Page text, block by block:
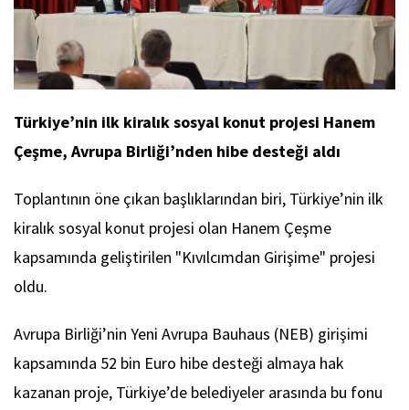
Türkiye’nin ilk kiralık sosyal konut projesi Hanem
Çeşme, Avrupa Birliği’nden hibe desteği aldı
Toplantının öne çıkan başlıklarından biri, Türkiye’nin ilk
kiralık sosyal konut projesi olan Hanem Çeşme
kapsamında geliştirilen "Kıvılcımdan Girişime" projesi
oldu.
Avrupa Birliği’nin Yeni Avrupa Bauhaus (NEB) girişimi
kapsamında 52 bin Euro hibe desteği almaya hak
kazanan proje, Türkiye’de belediyeler arasında bu fonu